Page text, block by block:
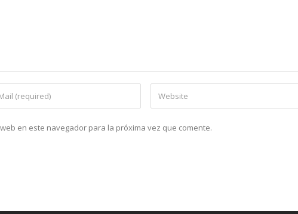
en este navegador para la próxima vez que comente.